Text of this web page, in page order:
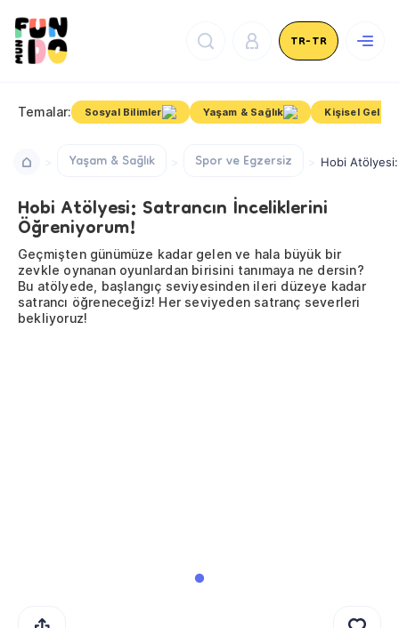
TR-TR
Temalar: Sosyal Bilimler Yaşam & Sağlık Kişisel
Yaşam & Sağlık Spor ve Egzersiz Hobi
Hobi Atölyesi: Satrancın İnceliklerini
Öğreniyorum!
Geçmişten günümüze kadar gelen ve hala büyük bir
zevkle oynanan oyunlardan birisini tanımaya ne dersin?
Bu atölyede, başlangıç seviyesinden ileri düzeye kadar
satrancı öğreneceğiz! Her seviyeden satranç severleri
bekliyoruz!